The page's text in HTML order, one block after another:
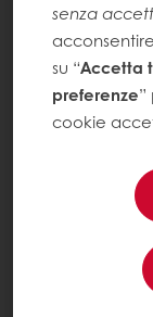
senza
su “Accetta
preferenze
cookie